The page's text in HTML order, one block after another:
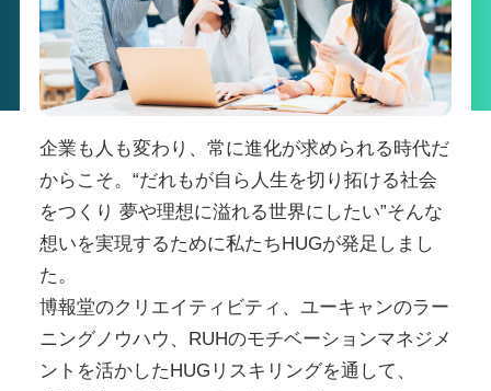
企業も人も変わり、常に進化が求められる時代だ
からこそ。“だれもが自ら人生を切り拓ける社会
をつくり 夢や理想に溢れる世界にしたい”そんな
想いを実現するために私たちHUGが発足しまし
た。
博報堂のクリエイティビティ、ユーキャンのラー
ニングノウハウ、RUHのモチベーションマネジメ
ントを活かしたHUGリスキリングを通して、